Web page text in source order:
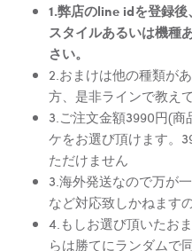
1.弊店のline idを登録
スタイルあるいは機種
さい。
2.おまけは他の種類が
方、是非ラインで教え
3.ご注文金額3990円(
ケをお選び頂けます。
ただけません
3.海外発送なので万が
など対応致しかねます
4.もしお選び頂いたお
らは勝てにランダムで